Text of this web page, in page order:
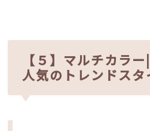
【５】マルチカラ
人気のトレンドスタ